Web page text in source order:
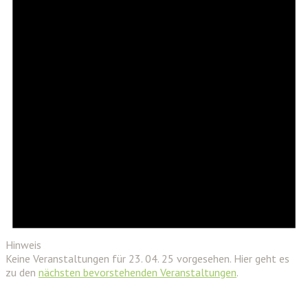
Hinweis
Keine Veranstaltungen für 23. 04. 25 vorgesehen. Hier geht es
zu den nächsten bevorstehenden Veranstaltungen.